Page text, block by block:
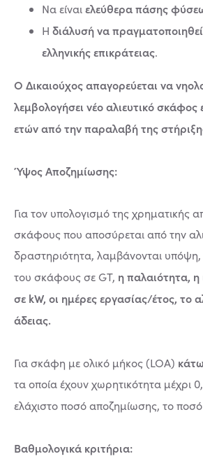
Να είναιελεύθερα πάσης
Η διάλυσή να
ελληνικής επικράτειας.
Ο Δικαιούχος απαγορεύεται να
λεμβολογήσει νέο αλιευτικό σκάφος
ετών από την παραλαβή της
Ύψος Αποζημίωσης:
Για τον υπολογισμό της χρηματικής
σκάφους που αποσύρεται από την
δραστηριότητα, λαμβάνονται
του σκάφους σε GT, η παλαιότητα,
σε kW, οι ημέρες εργασίας/έτος, το
άδειας.
Για σκάφη με ολικό μήκος (LOA)
τα οποία έχουν χωρητικότητα μέχρι
ελάχιστο ποσό αποζημίωσης, το
Βαθμολογικά κριτήρια: